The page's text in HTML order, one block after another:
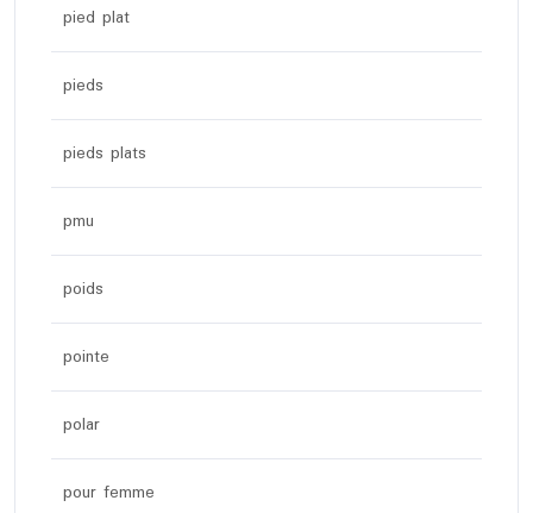
pied plat
pieds
pieds plats
pmu
poids
pointe
polar
pour femme